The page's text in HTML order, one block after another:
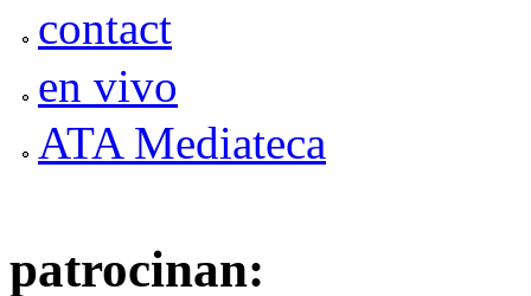
contact
en vivo
ATA Mediateca
patrocinan: